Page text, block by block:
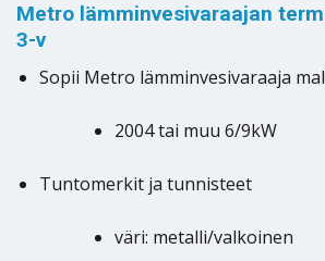
Metro lämminvesivaraajan
3-v
Sopii Metro lämminvesivaraaja
2004 tai muu 6/9kW
Tuntomerkit ja tunnisteet
väri: metalli/valkoinen